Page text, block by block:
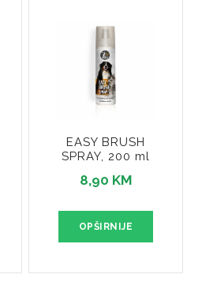
EASY BRUSH
SPRAY, 200 ml
8,90 KM
OPŠIRNIJE